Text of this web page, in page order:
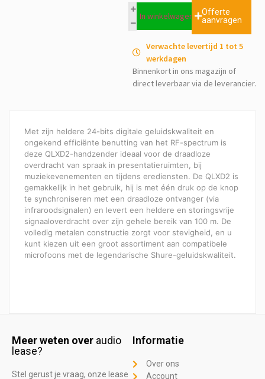
In winkelwagen
Offerte
aanvragen
Verwachte levertijd 1 tot 5
werkdagen
Binnenkort in ons magazijn of
direct leverbaar via de leverancier.
Met zijn heldere 24-bits digitale geluidskwaliteit en
ongekend efficiënte benutting van het RF-spectrum is
deze QLXD2-handzender ideaal voor de draadloze
overdracht van spraak in presentatieruimten, bij
muziekevenementen en tijdens erediensten. De QLXD2 is
gemakkelijk in het gebruik, hij is met één druk op de knop
te synchroniseren met een draadloze ontvanger (via
infraroodsignalen) en levert een heldere en storingsvrije
signaaloverdracht over zijn gehele bereik van 100 m. De
volledig metalen constructie zorgt voor stevigheid, en u
kunt kiezen uit een groot assortiment aan compatibele
microfoons met de legendarische Shure-geluidskwaliteit.
Meer weten over audio
lease?
Stel gerust je vraag, onze lease
Informatie
Over ons
Account